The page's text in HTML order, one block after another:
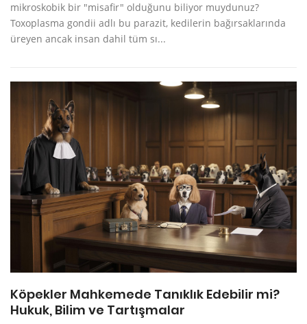
mikroskobik bir "misafir" olduğunu biliyor muydunuz?
Toxoplasma gondii adlı bu parazit, kedilerin bağırsaklarında
üreyen ancak insan dahil tüm sı...
Köpekler Mahkemede Tanıklık Edebilir mi?
Hukuk, Bilim ve Tartışmalar